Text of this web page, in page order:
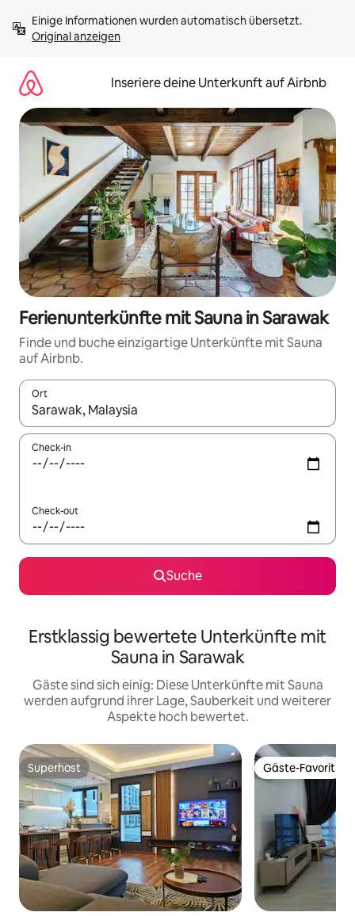
Inhalten
springenOriginal anzeigen
Inseriere deine Unterkunft auf Airbnb
Ferienunterkünfte mit Sauna in Sarawak
Finde und buche einzigartige Unterkünfte mit Sauna
auf Airbnb.
Ort
Wenn Ergebnisse verfügbar sind, navigiere mit den
Check-in
Check-out
Suche
Erstklassig bewertete Unterkünfte mit
Sauna in Sarawak
Gäste sind sich einig: Diese Unterkünfte mit Sauna
werden aufgrund ihrer Lage, Sauberkeit und weiterer
Aspekte hoch bewertet.
Superhost
Superhost Gäste-Favorit
Gäste-Favorit